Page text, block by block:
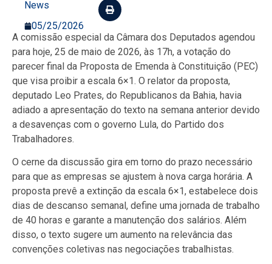
News
05/25/2026
A comissão especial da Câmara dos Deputados agendou
para hoje, 25 de maio de 2026, às 17h, a votação do
parecer final da Proposta de Emenda à Constituição (PEC)
que visa proibir a escala 6×1. O relator da proposta,
deputado Leo Prates, do Republicanos da Bahia, havia
adiado a apresentação do texto na semana anterior devido
a desavenças com o governo Lula, do Partido dos
Trabalhadores.
O cerne da discussão gira em torno do prazo necessário
para que as empresas se ajustem à nova carga horária. A
proposta prevê a extinção da escala 6×1, estabelece dois
dias de descanso semanal, define uma jornada de trabalho
de 40 horas e garante a manutenção dos salários. Além
disso, o texto sugere um aumento na relevância das
convenções coletivas nas negociações trabalhistas.